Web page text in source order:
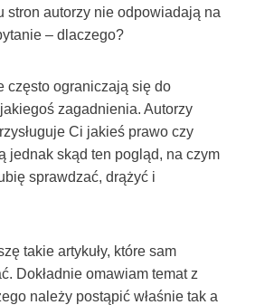
stron autorzy nie odpowiadają na
– dlaczego?
często ograniczają się do
zagadnienia. Autorzy
Ci jakieś prawo czy
jednak skąd ten pogląd, na czym
sprawdzać, drążyć i
takie artykuły, które sam
Dokładnie omawiam temat z
należy postąpić właśnie tak a